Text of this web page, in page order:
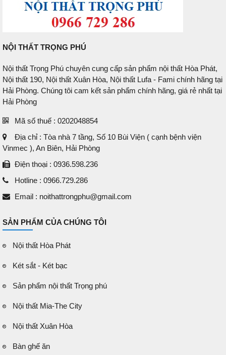
NỘI THẤT TRỌNG PHÚ
Nội thất Trọng Phú chuyên cung cấp sản phẩm nội thất Hòa Phát,
Nội thất 190, Nội thất Xuân Hòa, Nội thất Lufa - Fami chính hãng tại
Hải Phòng. Chúng tôi cam kết sản phẩm chính hãng, giá rẻ nhất tại
Hải Phòng
Mã số thuế : 0202048854
Địa chỉ : Tòa nhà 7 tầng, Số 10 Bùi Viện ( cạnh bệnh viện
Vinmec ), An Biên, Hải Phòng
Điện thoại : 0936.598.236
Hotline : 0966.729.286
Email : noithattrongphu@gmail.com
SẢN PHẨM CỦA CHÚNG TÔI
Nội thất Hòa Phát
Két sắt - Két bạc
Sản phẩm nội thất Trọng phú
Nội thất Mia-The City
Nội thất Xuân Hòa
Bàn ghế ăn